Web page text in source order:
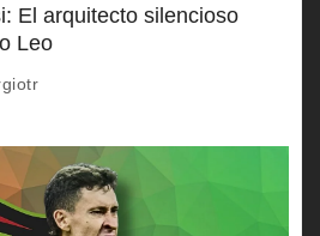
El arquitecto silencioso
Leo